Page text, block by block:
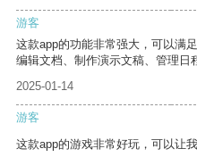
游客
这款app的功能非常强大，可以满
编辑文档、制作演示文稿、管理日
2025-01-14
游客
这款app的游戏非常好玩，可以让我